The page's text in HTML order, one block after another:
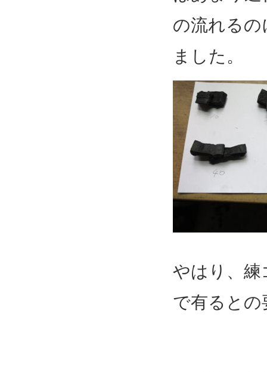
の流れるの
ました。
やはり、練
で有るとの